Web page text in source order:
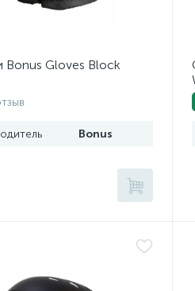
Bonus Gloves Block
Bonus